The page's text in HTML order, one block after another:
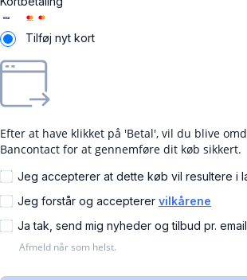
Tilføj nyt kort
Efter at have klikket på 'Betal', vil du blive
Bancontact for at gennemføre dit køb sikkert.
Jeg accepterer at dette køb vil resultere i
Jeg forstår og accepterer vilkårene
Ja tak, send mig nyheder og tilbud pr. email
Afmeld når som helst.